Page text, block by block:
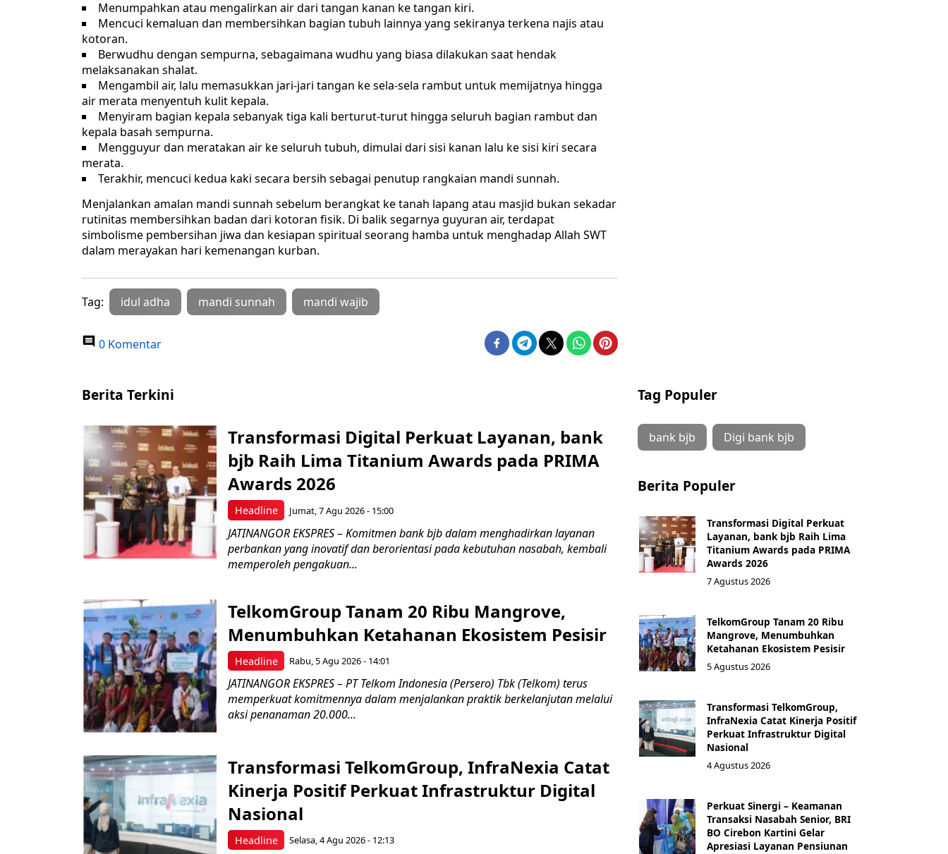
Menumpahkan atau mengalirkan air dari tangan kanan ke tangan kiri.
Mencuci kemaluan dan membersihkan bagian tubuh lainnya yang sekiranya terkena najis atau
kotoran.
Berwudhu dengan sempurna, sebagaimana wudhu yang biasa dilakukan saat hendak
melaksanakan shalat.
Mengambil air, lalu memasukkan jari-jari tangan ke sela-sela rambut untuk memijatnya hingga
air merata menyentuh kulit kepala.
Menyiram bagian kepala sebanyak tiga kali berturut-turut hingga seluruh bagian rambut dan
kepala basah sempurna.
Mengguyur dan meratakan air ke seluruh tubuh, dimulai dari sisi kanan lalu ke sisi kiri secara
merata.
Terakhir, mencuci kedua kaki secara bersih sebagai penutup rangkaian mandi sunnah.
Menjalankan amalan mandi sunnah sebelum berangkat ke tanah lapang atau masjid bukan sekadar
rutinitas membersihkan badan dari kotoran fisik. Di balik segarnya guyuran air, terdapat
simbolisme pembersihan jiwa dan kesiapan spiritual seorang hamba untuk menghadap Allah SWT
dalam merayakan hari kemenangan kurban.
Tag: idul adha mandi sunnah mandi wajib
0 Komentar
Berita Terkini
Headline
Transformasi Digital Perkuat Layanan, bank
bjb Raih Lima Titanium Awards pada PRIMA
Awards 2026
Jumat, 7 Agu 2026 - 15:00
JATINANGOR EKSPRES – Komitmen bank bjb dalam menghadirkan layanan
perbankan yang inovatif dan berorientasi pada kebutuhan nasabah, kembali
memperoleh pengakuan...
Headline
TelkomGroup Tanam 20 Ribu Mangrove,
Menumbuhkan Ketahanan Ekosistem Pesisir
Rabu, 5 Agu 2026 - 14:01
JATINANGOR EKSPRES – PT Telkom Indonesia (Persero) Tbk (Telkom) terus
memperkuat komitmennya dalam menjalankan praktik berkelanjutan melalui
aksi penanaman 20.000...
Headline
Transformasi TelkomGroup, InfraNexia Catat
Kinerja Positif Perkuat Infrastruktur Digital
Nasional
Selasa, 4 Agu 2026 - 12:13
Tag Populer
bank bjb Digi bank bjb
Berita Populer
Transformasi Digital Perkuat
Layanan, bank bjb Raih Lima
Titanium Awards pada PRIMA
Awards 2026
7 Agustus 2026
TelkomGroup Tanam 20 Ribu
Mangrove, Menumbuhkan
Ketahanan Ekosistem Pesisir
5 Agustus 2026
Transformasi TelkomGroup,
InfraNexia Catat Kinerja Positif
Perkuat Infrastruktur Digital
Nasional
4 Agustus 2026
Perkuat Sinergi – Keamanan
Transaksi Nasabah Senior, BRI
BO Cirebon Kartini Gelar
Apresiasi Layanan Pensiunan